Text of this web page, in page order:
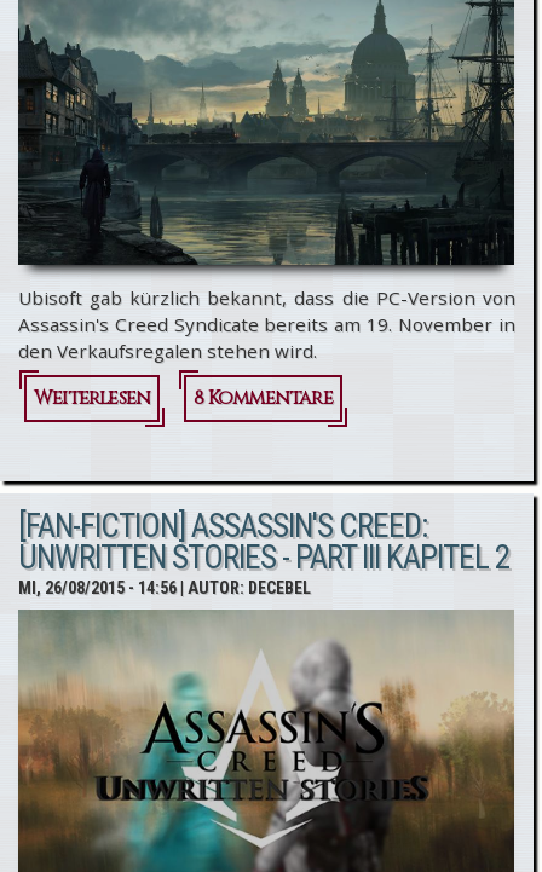
[BEENDET]
Ubisoft gab kürzlich bekannt, dass die PC-Version von
Assassin's Creed Syndicate bereits am 19. November in
den Verkaufsregalen stehen wird.
Weiterlesen
über
Creed
Syndicate:
PC-
Version
November
8 Kommentare
[FAN-FICTION] ASSASSIN'S CREED:
UNWRITTEN STORIES - PART III KAPITEL 2
MI, 26/08/2015 - 14:56| AUTOR: DECEBEL